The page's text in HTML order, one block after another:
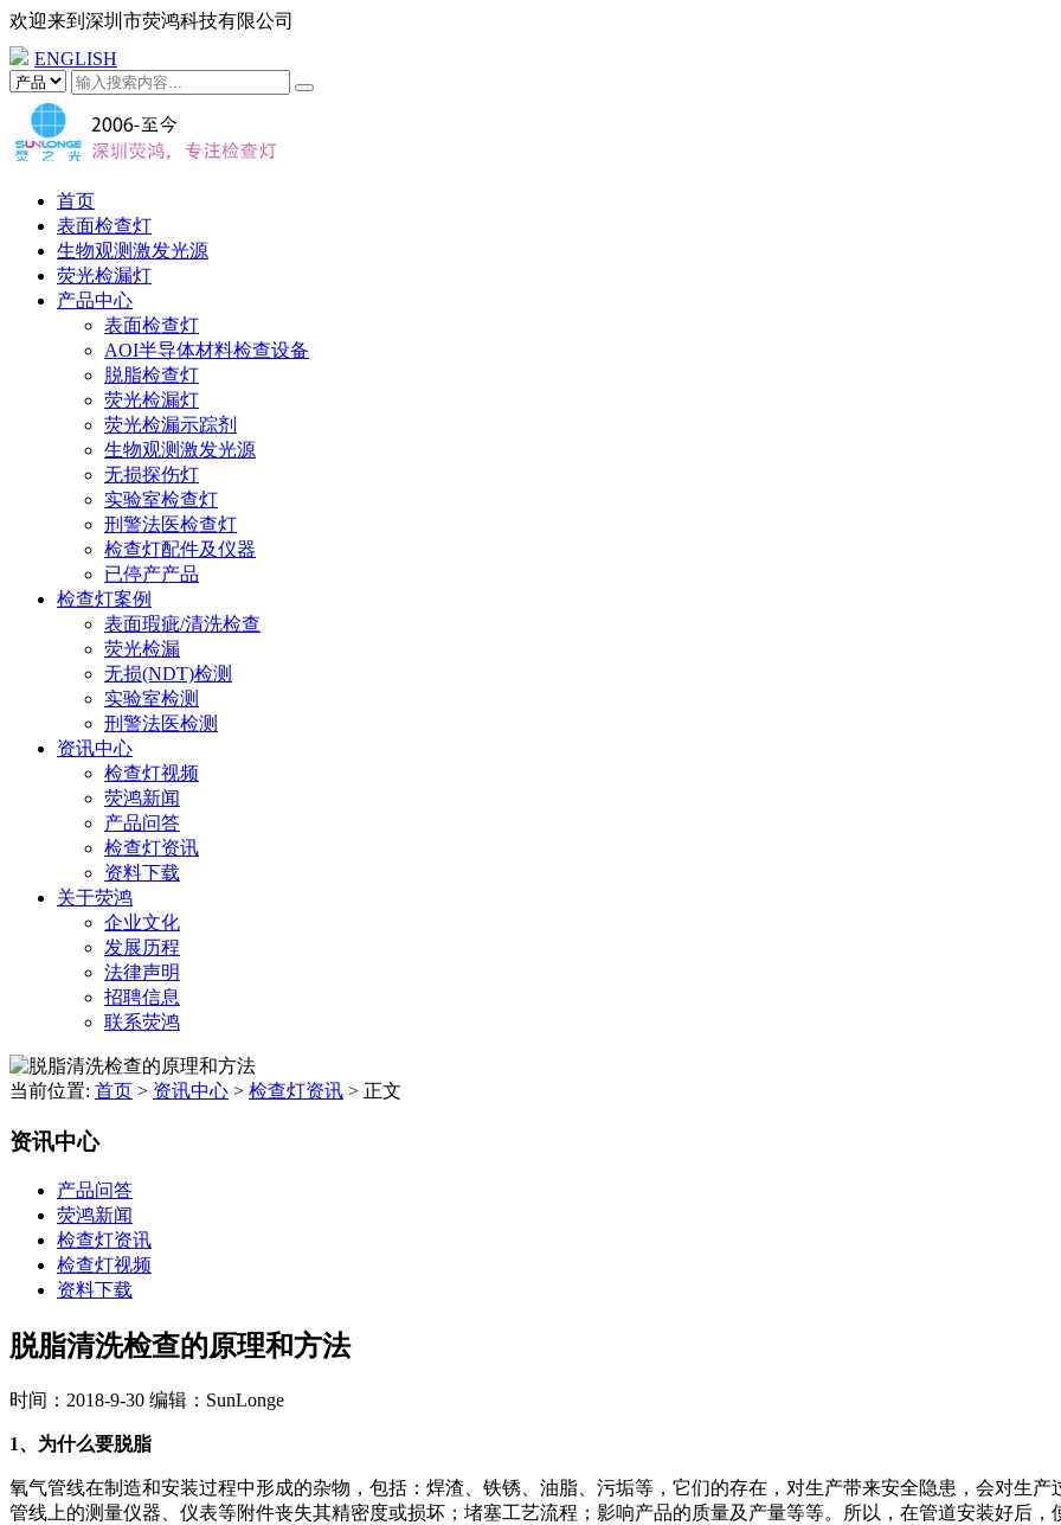
欢迎来到 深圳市荧鸿科技有限公司
ENGLISH
首页
表面检查灯
生物观测激发光源
荧光检漏灯
产品中心
表面检查灯
AOI半导体材料检查设备
脱脂检查灯
荧光检漏灯
荧光检漏示踪剂
生物观测激发光源
无损探伤灯
实验室检查灯
刑警法医检查灯
检查灯配件及仪器
已停产产品
检查灯案例
表面瑕疵/清洗检查
荧光检漏
无损(NDT)检测
实验室检测
刑警法医检测
资讯中心
检查灯视频
荧鸿新闻
产品问答
检查灯资讯
资料下载
关于荧鸿
企业文化
发展历程
法律声明
招聘信息
联系荧鸿
当前位置: 首页 > 资讯中心 > 检查灯资讯 > 正文
资讯中心
产品问答
荧鸿新闻
检查灯资讯
检查灯视频
资料下载
脱脂清洗检查的原理和方法
时间：2018-9-30 编辑：SunLonge
1、为什么要脱脂
氧气管线在制造和安装过程中形成的杂物，包括：焊渣、铁锈、油脂、污垢等，它们的存在，对生产带来安全隐患，会对生
管线上的测量仪器、仪表等附件丧失其精密度或损坏；堵塞工艺流程；影响产品的质量及产量等等。所以，在管道安装好后